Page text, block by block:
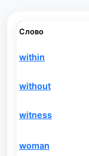
Слово
within
without
witness
woman